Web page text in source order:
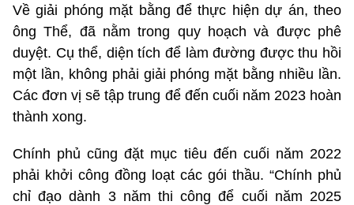
Về giải phóng mặt bằng để thực hiện dự án, theo
ông Thể, đã nằm trong quy hoạch và được phê
duyệt. Cụ thể, diện tích để làm đường được thu hồi
một lần, không phải giải phóng mặt bằng nhiều lần.
Các đơn vị sẽ tập trung để đến cuối năm 2023 hoàn
thành xong.
Chính phủ cũng đặt mục tiêu đến cuối năm 2022
phải khởi công đồng loạt các gói thầu. “Chính phủ
chỉ đạo dành 3 năm thi công để cuối năm 2025